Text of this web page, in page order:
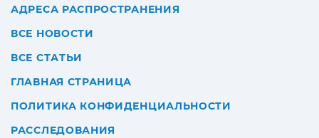
АДРЕСА РАСПРОСТРАНЕНИЯ
ВСЕ НОВОСТИ
ВСЕ СТАТЬИ
ГЛАВНАЯ СТРАНИЦА
ПОЛИТИКА КОНФИДЕНЦИАЛЬНОСТИ
РАССЛЕДОВАНИЯ